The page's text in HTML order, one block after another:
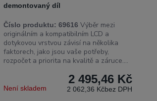
demontovaný díl
Číslo produktu: 69616 Výběr mezi
originálním a kompatibilním LCD a
dotykovou vrstvou závisí na několika
faktorech, jako jsou vaše potřeby,
rozpočet a priorita na kvalitě a záruce....
2 495,46 Kč
2 062,36 Kčbez DPH
Není skladem